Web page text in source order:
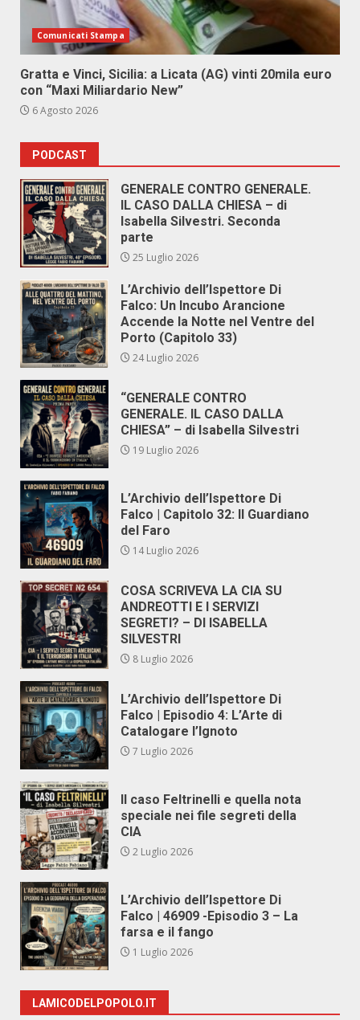
Comunicati Stampa
Gratta e Vinci, Sicilia: a Licata (AG) vinti 20mila euro
con “Maxi Miliardario New”
6 Agosto 2026
PODCAST
GENERALE CONTRO GENERALE.
IL CASO DALLA CHIESA – di
Isabella Silvestri. Seconda
parte
25 Luglio 2026
L’Archivio dell’Ispettore Di
Falco: Un Incubo Arancione
Accende la Notte nel Ventre del
Porto (Capitolo 33)
24 Luglio 2026
“GENERALE CONTRO
GENERALE. IL CASO DALLA
CHIESA” – di Isabella Silvestri
19 Luglio 2026
L’Archivio dell’Ispettore Di
Falco | Capitolo 32: Il Guardiano
del Faro
14 Luglio 2026
COSA SCRIVEVA LA CIA SU
ANDREOTTI E I SERVIZI
SEGRETI? – DI ISABELLA
SILVESTRI
8 Luglio 2026
L’Archivio dell’Ispettore Di
Falco | Episodio 4: L’Arte di
Catalogare l’Ignoto
7 Luglio 2026
Il caso Feltrinelli e quella nota
speciale nei file segreti della
CIA
2 Luglio 2026
L’Archivio dell’Ispettore Di
Falco | 46909 -Episodio 3 – La
farsa e il fango
1 Luglio 2026
LAMICODELPOPOLO.IT